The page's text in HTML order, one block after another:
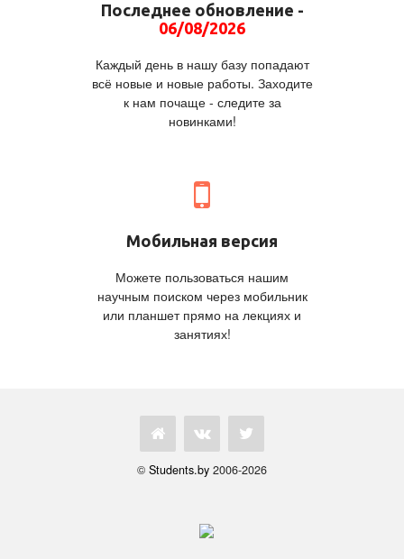
Последнее обновление -
06/08/2026
Каждый день в нашу базу попадают
всё новые и новые работы. Заходите
к нам почаще - следите за
новинками!
Мобильная версия
Можете пользоваться нашим
научным поиском через мобильник
или планшет прямо на лекциях и
занятиях!
© Students.by 2006-2026